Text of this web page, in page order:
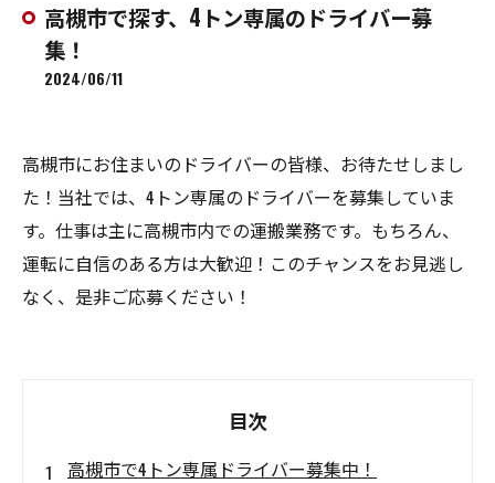
高槻市で探す、4トン専属のドライバー募
集！
2024/06/11
高槻市にお住まいのドライバーの皆様、お待たせしまし
た！当社では、4トン専属のドライバーを募集していま
す。仕事は主に高槻市内での運搬業務です。もちろん、
運転に自信のある方は大歓迎！このチャンスをお見逃し
なく、是非ご応募ください！
目次
高槻市で4トン専属ドライバー募集中！